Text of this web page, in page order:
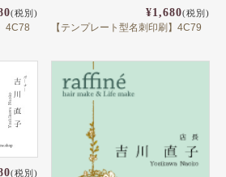
(税別)
4C78
¥1,680(税別)
【テンプレート型名刺印刷】4C79
(税別)